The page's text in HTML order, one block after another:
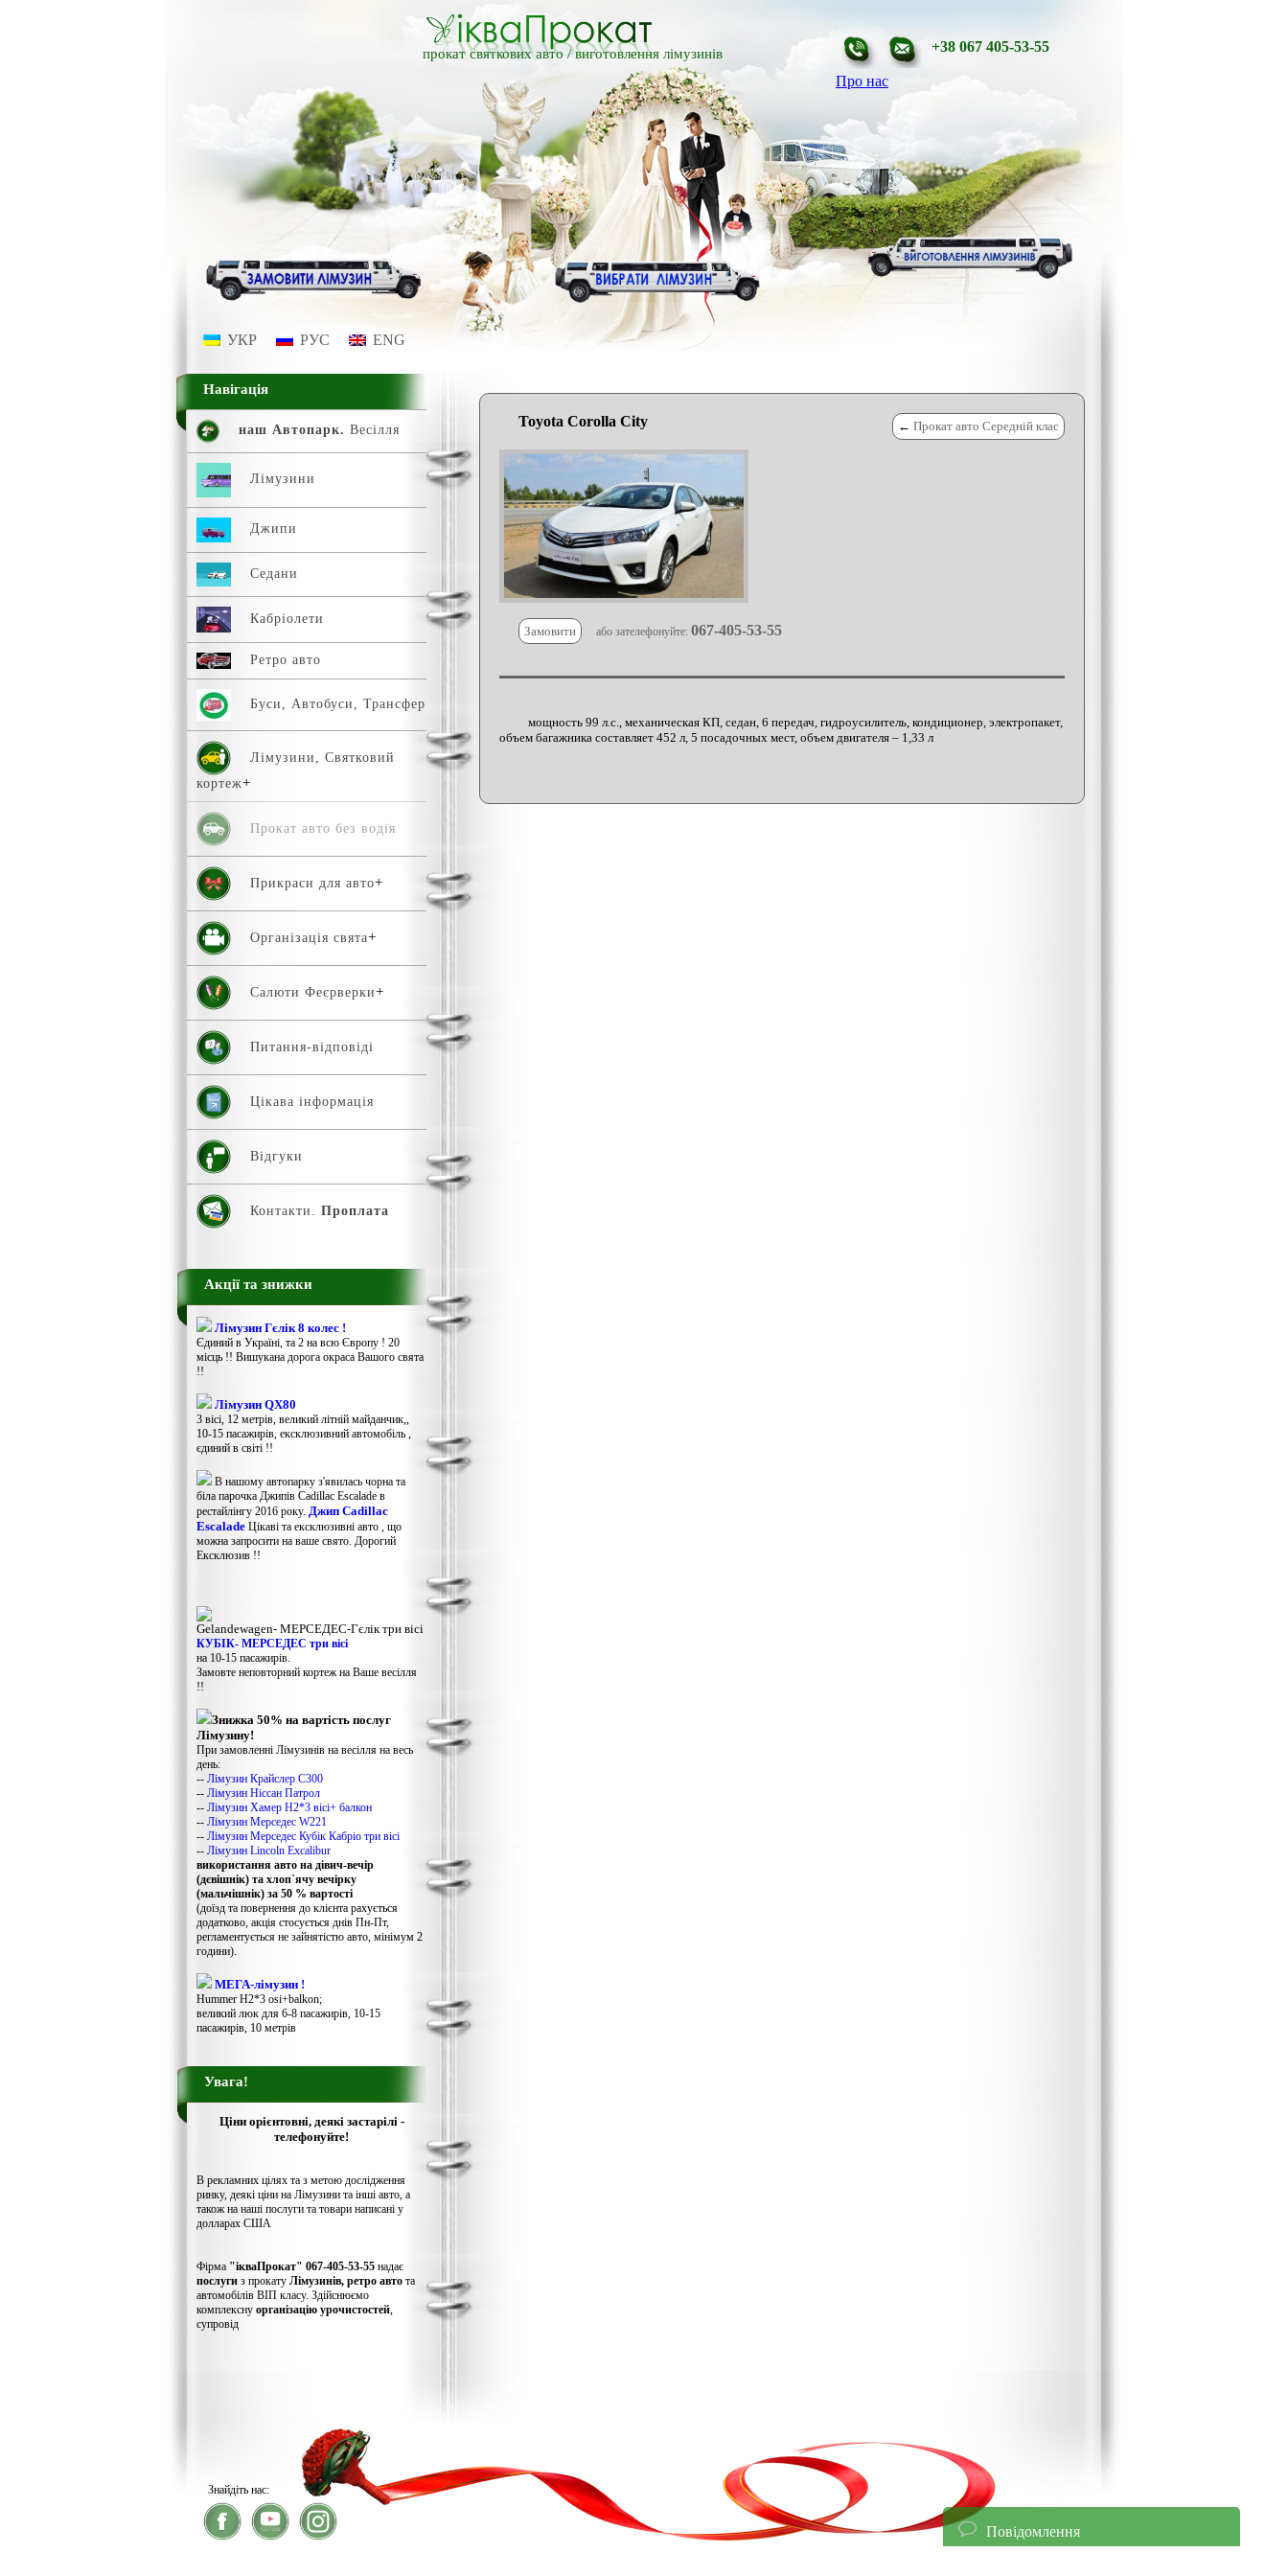
прокат святкових авто /виготовлення лімузинів
Про нас
+38 067 405-53-55
УКР РУС ENG
Навігація
наш Автопарк. Весілля
Лімузини
Джипи
Седани
Кабріолети
Ретро авто
Буси, Автобуси, Трансфер
Лімузини, Святковий
кортеж
Прокат авто без водія
Прикраси для авто
Організація свята
Салюти Феєрверки
Питання-відповіді
Цікава інформація
Відгуки
Контакти. Проплата
Акції та знижки
Лімузин Гєлік 8 колес !
Єдиний в Україні, та 2 на всю Європу ! 20
місць !! Вишукана дорога окраса Вашого свята
!!
Лімузин QX80
3 вісі, 12 метрів, великий літній майданчик,,
10-15 пасажирів, ексклюзивний автомобіль ,
єдиний в світі !!
В нашому автопарку з'явилась чорна та
біла парочка Джипів Cadillac Escalade в
рестайлінгу 2016 року. Джип Cadillac
Escalade Цікаві та ексклюзивні авто , що
можна запросити на ваше свято. Дорогий
Ексклюзив !!
Gelandewagen​- МЕРСЕДЕС-Гєлік три вісі
КУБІК- МЕРСЕДЕС три вісі
на 10-15 пасажирів.
Замовте неповторний кортеж на Ваше весілля
!!
Знижка 50% на вартість послуг
Лімузину!
При замовленні Лімузинів на весілля на весь
день:
-- Лімузин Крайслер С300
-- Лімузин Ніссан Патрол
-- Лімузин Хамер Н2*3 вісі+ балкон
-- Лімузин Мерседес W221
-- Лімузин Мерседес Кубік Кабріо три вісі
-- Лімузин Lincoln Excalibur
використання авто на дівич-вечір
(дєвішнік) та хлоп`ячу вечірку
(мальчішнік) за 50 % вартості
(доїзд та повернення до клієнта рахується
додатково, акція стосується днів Пн-Пт,
регламентується не зайнятістю авто, мінімум 2
години).
МЕГА-лімузин !
Hummer H2*3 osi+balkon;
великий люк для 6-8 пасажирів, 10-15
пасажирів, 10 метрів
Увага!
Ціни орієнтовні, деякі застарілі -
телефонуйте!
В рекламних цілях та з метою дослідження
ринку, деякі ціни на Лімузини та інші авто, а
також на наші послуги та товари написані у
долларах США
Фірма "ікваПрокат" 067-405-53-55 надає
послуги з прокату Лімузинів, ретро авто та
автомобілів ВІП класу. Здійснюємо
комплексну організацію урочистостей,
супровід
Toyota Corolla City ← Прокат авто Середній клас
Замовити або зателефонуйте: 067-405-53-55
мощность 99 л.с., механическая КП, седан, 6 передач, гидроусилитель, кондиционер, электропакет,
объем багажника составляет 452 л, 5 посадочных мест, объем двигателя – 1,33 л
Знайдіть нас:
Повідомлення